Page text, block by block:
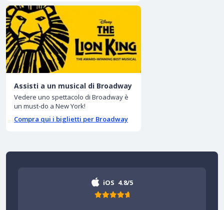
Assisti a un musical di Broadway
Vedere uno spettacolo di Broadway è
un must-do a New York!
Compra qui i biglietti per Broadway
iOS 4.8/5